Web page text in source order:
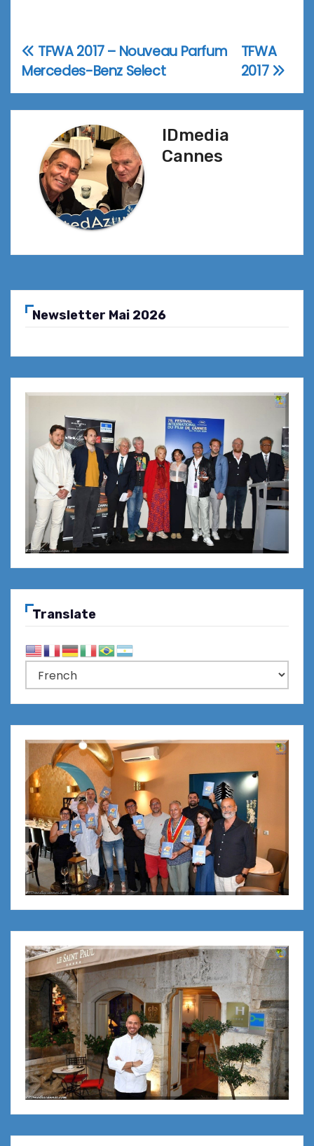
Navigation
de
l’article
TFWA
2017
TFWA 2017 – Nouveau Parfum
Mercedes-Benz Select
IDmedia
Cannes
Newsletter Mai 2026
Translate